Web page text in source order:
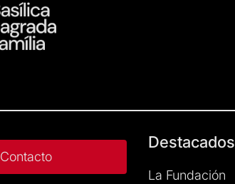
Contacto
Destacados
La Fundación